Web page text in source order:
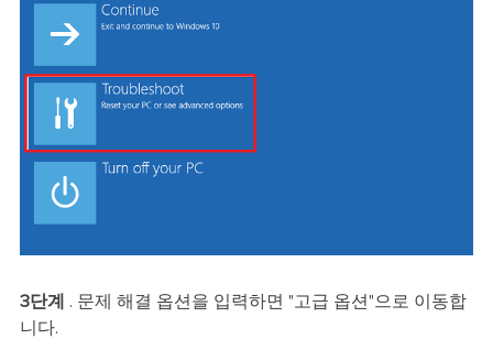
3단계
. 문제 해결 옵션을 입력하면 "고급 옵션"으로 이동합
니다.